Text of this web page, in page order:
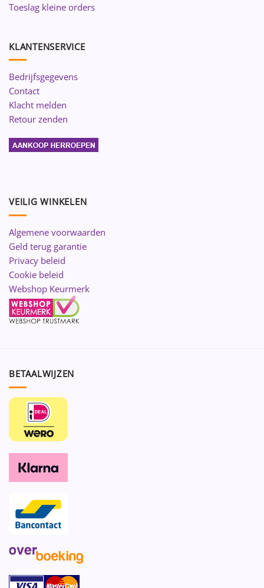
Toeslag kleine orders
KLANTENSERVICE
Bedrijfsgegevens
Contact
Klacht melden
Retour zenden
VEILIG WINKELEN
Algemene voorwaarden
Geld terug garantie
Privacy beleid
Cookie beleid
Webshop Keurmerk
BETAALWIJZEN